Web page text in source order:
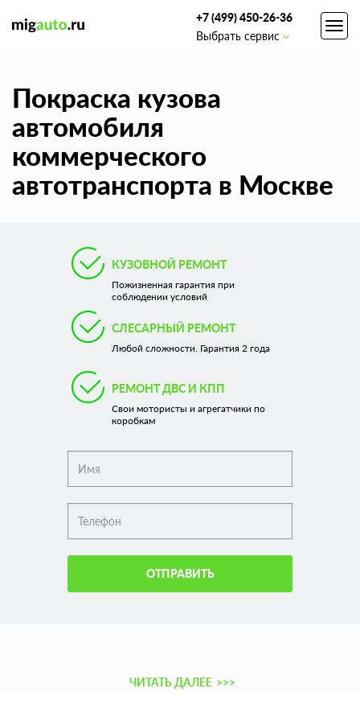
+7 (499) 450-26-36
Выбрать сервис
Покраска кузова
автомобиля
коммерческого
автотранспорта в Москве
КУЗОВНОЙ РЕМОНТ
Пожизненная гарантия при
соблюдении условий
СЛЕСАРНЫЙ РЕМОНТ
Любой сложности. Гарантия 2 года
РЕМОНТ ДВС И КПП
Свои мотористы и агрегатчики по
коробкам
ОТПРАВИТЬ
ЧИТАТЬ ДАЛЕЕ >>>